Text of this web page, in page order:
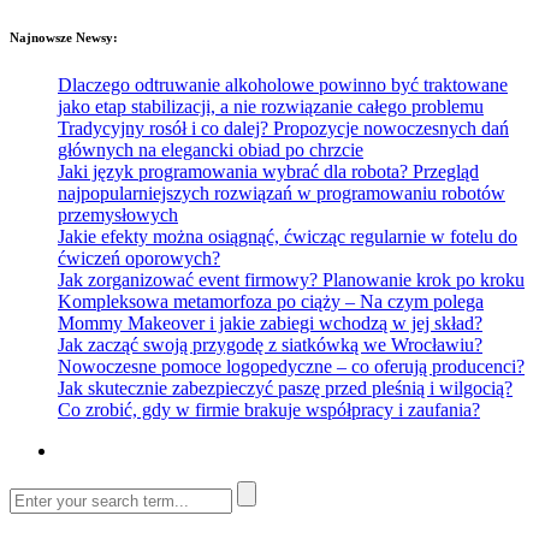
Najnowsze Newsy:
Dlaczego odtruwanie alkoholowe powinno być traktowane
jako etap stabilizacji, a nie rozwiązanie całego problemu
Tradycyjny rosół i co dalej? Propozycje nowoczesnych dań
głównych na elegancki obiad po chrzcie
Jaki język programowania wybrać dla robota? Przegląd
najpopularniejszych rozwiązań w programowaniu robotów
przemysłowych
Jakie efekty można osiągnąć, ćwicząc regularnie w fotelu do
ćwiczeń oporowych?
Jak zorganizować event firmowy? Planowanie krok po kroku
Kompleksowa metamorfoza po ciąży – Na czym polega
Mommy Makeover i jakie zabiegi wchodzą w jej skład?
Jak zacząć swoją przygodę z siatkówką we Wrocławiu?
Nowoczesne pomoce logopedyczne – co oferują producenci?
Jak skutecznie zabezpieczyć paszę przed pleśnią i wilgocią?
Co zrobić, gdy w firmie brakuje współpracy i zaufania?